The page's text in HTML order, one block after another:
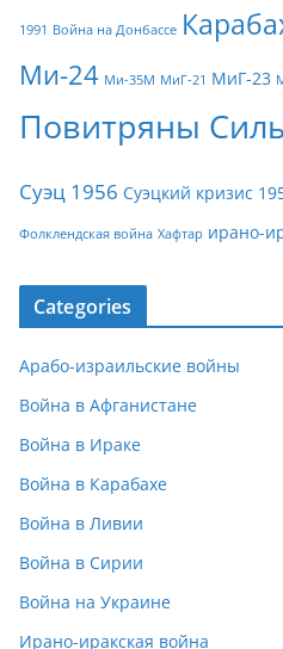
1991 Война на Донбассе
Ми-24 Ми-35М МиГ-21 МиГ-23
Повитряны
Суэц 1956 Суэцкий кризис
Фолклендская война Хафтар ирано-
Categories
Арабо-израильские войны
Война в Афганистане
Война в Ираке
Война в Карабахе
Война в Ливии
Война в Сирии
Война на Украине
Ирано-иракская война